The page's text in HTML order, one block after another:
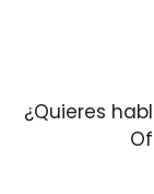
¿Quieres